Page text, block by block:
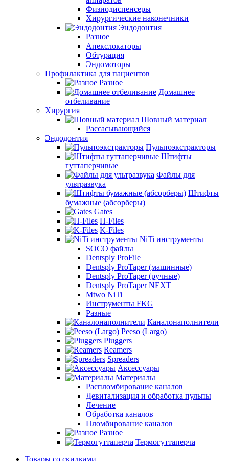
Физиодиспенсеры
Хирургические наконечники
Эндодонтия
Разное
Апекслокаторы
Обтурация
Эндомоторы
Профилактика для пациентов
Разное
Домашнее
отбеливание
Хирургия
Шовный материал
Рассасывающийся
Эндодонтия
Пульпоэкстракторы
Штифты
гуттаперчивые
Файлы для
ультразвука
Штифты
бумажные (абсорберы)
Gates
H-Files
K-Files
NiTi инструменты
SOCO файлы
Dentsply ProFile
Dentsply ProTaper (машинные)
Dentsply ProTaper (ручные)
Dentsply ProTaper NEXT
Mtwo NiTi
Инструменты FKG
Разные
Каналонаполнители
Peeso (Largo)
Pluggers
Reamers
Spreaders
Аксессуары
Материалы
Распломбирование каналов
Девитализация и обработка пульпы
Лечение
Обработка каналов
Пломбирование каналов
Разное
Термогуттаперча
Товары со скидками